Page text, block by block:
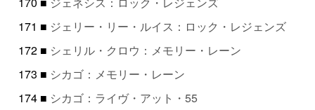
171 ■ ジェリー・リー・ルイス：ロック・レジェンズ
172 ■ シェリル・クロウ：メモリー・レーン
173 ■ シカゴ：メモリー・レーン
174 ■ シカゴ：ライヴ・アット・55